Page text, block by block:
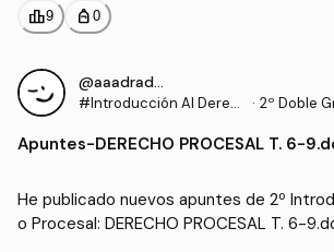
leaderboard9 personal_bag 0
@aaadrados
#Introducción Al Derec
· 2º Doble
ración
Apuntes-DERECHO PROCESAL T. 6-
He publicado nuevos apuntes de 2º
o Procesal: DERECHO PROCESAL T. 6-